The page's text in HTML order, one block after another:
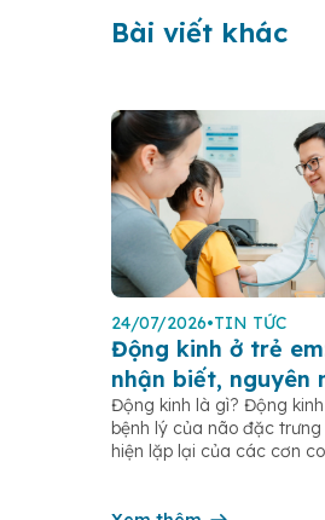
Bài viết khác
24/07/2026•TIN TỨC
Động kinh ở trẻ
nhận biết, nguyên
cách xử trí
Động kinh là gì? Động
bệnh lý của não đặc
hiện lặp lại của các cơn